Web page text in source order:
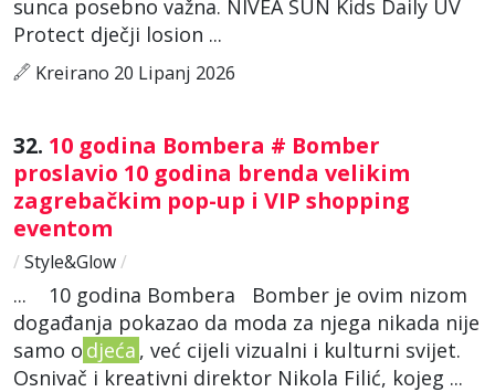
sunca posebno važna. NIVEA SUN Kids Daily UV
Protect dječji losion ...
Kreirano 20 Lipanj 2026
32. 10 godina Bombera # Bomber
proslavio 10 godina brenda velikim
zagrebačkim pop-up i VIP shopping
eventom
/ Style&Glow/
... 10 godina Bombera Bomber je ovim nizom
događanja pokazao da moda za njega nikada nije
samo o djeća , već cijeli vizualni i kulturni svijet.
Osnivač i kreativni direktor Nikola Filić, kojeg ...